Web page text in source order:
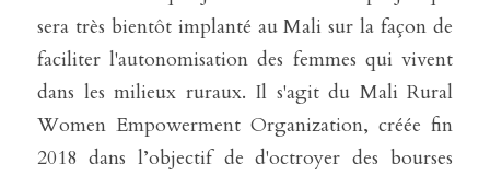
sera très bientôt implanté au Mali sur la façon de
faciliter l'autonomisation des femmes qui vivent
dans les milieux ruraux. Il s'agit du Mali Rural
Women Empowerment Organization, créée fin
2018 dans l’objectif de d'octroyer des bourses